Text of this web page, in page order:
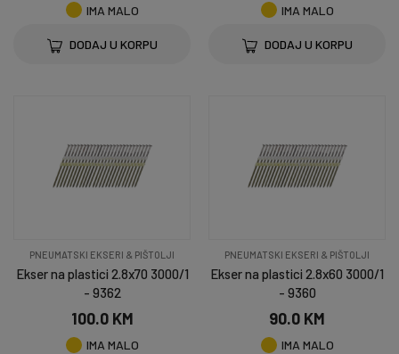
IMA MALO
DODAJ U KORPU
IMA MALO
DODAJ U KORPU
PNEUMATSKI EKSERI & PIŠTOLJI
Ekser na plastici 2.8x70 3000/1
- 9362
100.0 KM
IMA MALO
PNEUMATSKI EKSERI & PIŠTOLJI
Ekser na plastici 2.8x60 3000/1
- 9360
90.0 KM
IMA MALO